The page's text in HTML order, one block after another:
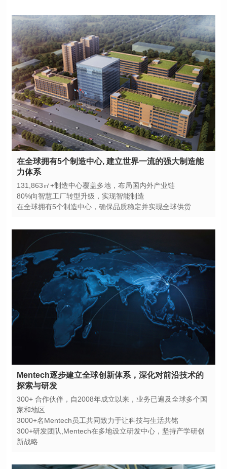
力体系
131,863㎡+制造中心覆盖多地，布局国内外产业链
80%向智慧工厂转型升级，实现智能制造
在全球拥有5个制造中心，确保品质稳定并实现全球供货
探索与研发
家和地区
3000+名Mentech员工共同致力于让科技与生活共铭
新战略